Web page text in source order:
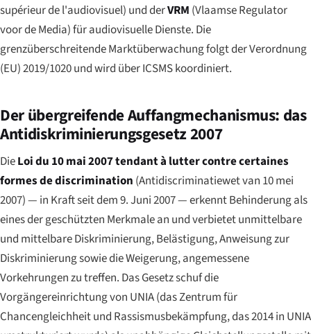
supérieur de l'audiovisuel) und derVRM (Vlaamse Regulator
voor de Media) für audiovisuelle Dienste. Die
grenzüberschreitende Marktüberwachung folgt der Verordnung
(EU) 2019/1020 und wird über ICSMS koordiniert.
Der übergreifende Auffangmechanismus: das
Antidiskriminierungsgesetz 2007
DieLoi du 10 mai 2007 tendant à lutter contre certaines
formes de discrimination (Antidiscriminatiewet van 10 mei
2007) — in Kraft seit dem 9. Juni 2007 — erkennt Behinderung als
eines der geschützten Merkmale an und verbietet unmittelbare
und mittelbare Diskriminierung, Belästigung, Anweisung zur
Diskriminierung sowie die Weigerung, angemessene
Vorkehrungen zu treffen. Das Gesetz schuf die
Vorgängereinrichtung von UNIA (das Zentrum für
Chancengleichheit und Rassismusbekämpfung, das 2014 in UNIA